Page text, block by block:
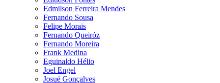
Edmilson Ferreira Mendes
Fernando Sousa
Felipe Morais
Fernando Queiróz
Fernando Moreira
Frank Medina
Eguinaldo Hélio
Joel Engel
Josué Gonçalves